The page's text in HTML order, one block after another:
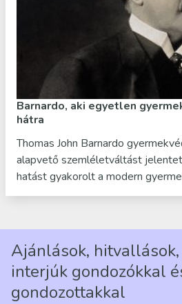
Barnardo, aki egyetlen
hátra
Thomas John Barnardo
alapvető szemléletváltást
hatást gyakorolt a modern
Ajánlások,
interjúk gondozókkal
gondozottakkal